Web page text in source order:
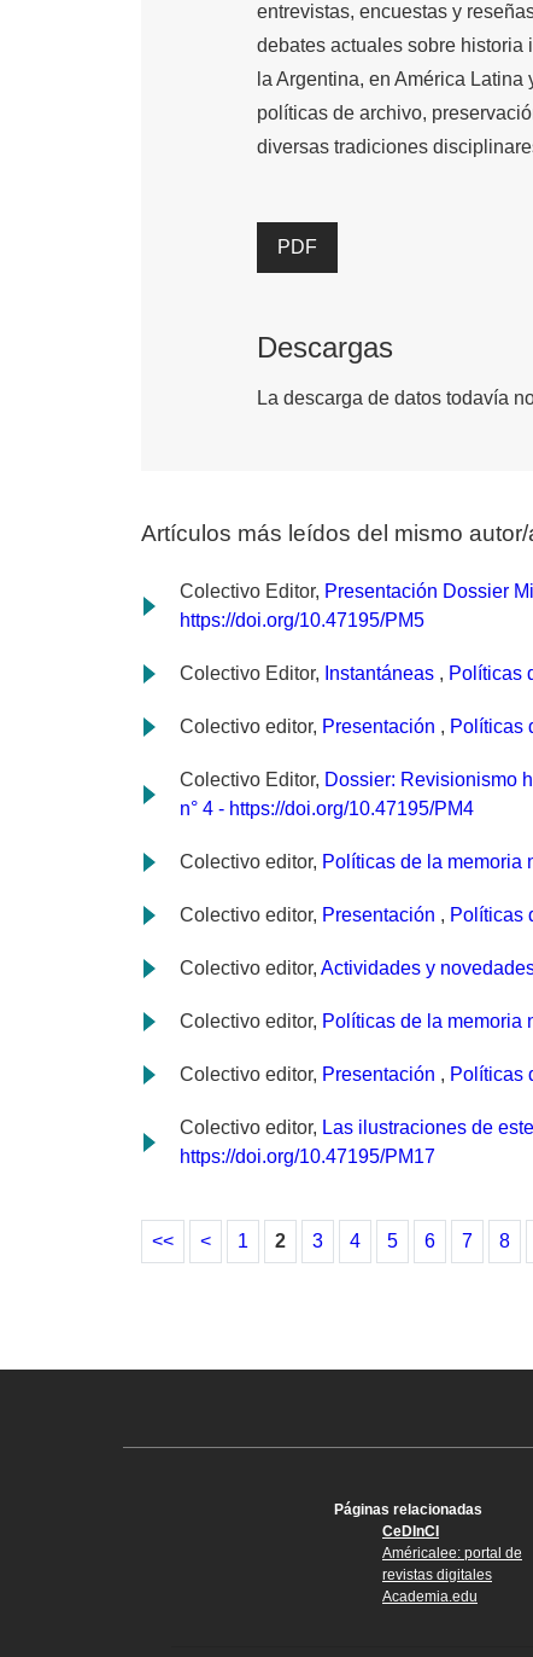
entrevistas, encuestas y
debates actuales sobre
la Argentina, en América
políticas de archivo,
diversas tradiciones
PDF
Descargas
La descarga de datos todavía
Artículos más leídos del mismo autor/
Colectivo Editor, Presentación Dossier
https://doi.org/10.47195/PM5
Colectivo Editor, Instantáneas , Políticas
Colectivo editor, Presentación , Políticas
Colectivo Editor, Dossier: Revisionismo
n° 4 - https://doi.org/10.47195/PM4
Colectivo editor, Políticas de la memoria
Colectivo editor, Presentación , Políticas
Colectivo editor, Actividades y
Colectivo editor, Políticas de la memoria
Colectivo editor, Presentación , Políticas
Colectivo editor, Las ilustraciones de
https://doi.org/10.47195/PM17
<< < 1 2 3 4 5 6 7 8
Páginas relacionadas
CeDInCI
Américalee: portal de
revistas digitales
Academia.edu